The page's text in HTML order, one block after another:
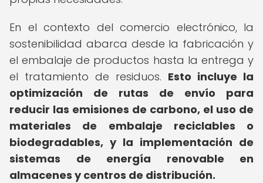
En el contexto del comercio electrónico, la
sostenibilidad abarca desde la fabricación y
el embalaje de productos hasta la entrega y
el tratamiento de residuos. Esto incluye la
optimización de rutas de envío para
reducir las emisiones de carbono, el uso de
materiales de embalaje reciclables o
biodegradables, y la implementación de
sistemas de energía renovable en
almacenes y centros de distribución.